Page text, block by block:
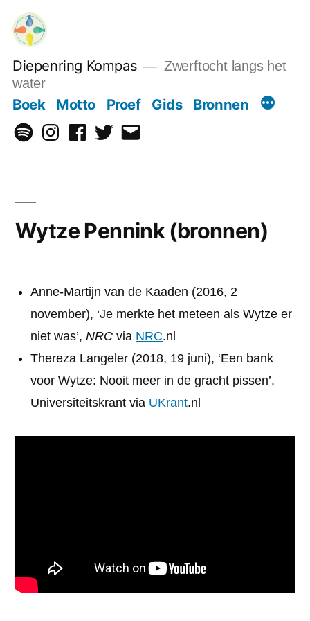
naar
inhoud
Diepenring Kompas
Zwerftocht langs het
water
Boek Motto Proef Gids Bronnen
SpotifyInstagramFacebookTwitterEmail
Wytze Pennink (bronnen)
Anne-Martijn van de Kaaden (2016, 2
november), ‘Je merkte het meteen als Wytze er
niet was’, NRC via NRC.nl
Thereza Langeler (2018, 19 juni), ‘Een bank
voor Wytze: Nooit meer in de gracht pissen’,
Universiteitskrant via UKrant.nl